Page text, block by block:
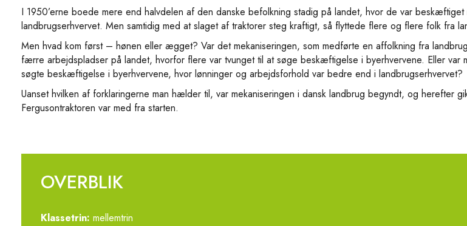
I 1950’erne boede mere end halvdelen af den danske befolkning stadig på landet, hvor de var
landbrugserhvervet. Men samtidig med at slaget af traktorer steg kraftigt, så flyttede flere og flere folk fra
Men hvad kom først – hønen eller ægget? Var det mekaniseringen, som medførte en affolkning fra
færre arbejdspladser på landet, hvorfor flere var tvunget til at søge beskæftigelse i byerhvervene. Eller
søgte beskæftigelse i byerhvervene, hvor lønninger og arbejdsforhold var bedre end i landbrugserhvervet?
Uanset hvilken af forklaringerne man hælder til, var mekaniseringen i dansk landbrug begyndt, og herefter
Fergusontraktoren var med fra starten.
OVERBLIK
Klassetrin: mellemtrin